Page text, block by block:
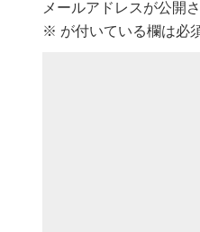
メールアドレスが公開
※ が付いている欄は必